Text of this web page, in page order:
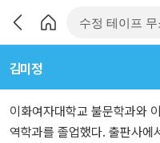
김미정
이화여자대학교 불문학과와
역학과를 졸업했다. 출판사에